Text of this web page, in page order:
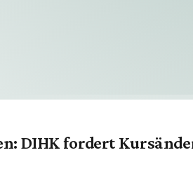
DIHK fordert